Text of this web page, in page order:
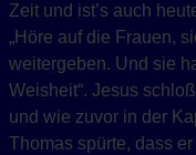
Zeit und ist’s auch
„Höre auf die Frauen,
weitergeben. Und sie
Weisheit“. Jesus
und wie zuvor in der
Thomas spürte, dass